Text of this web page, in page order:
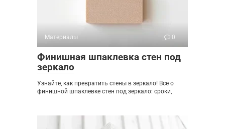
Материалы 0
Финишная шпаклевка стен под
зеркало
Узнайте, как превратить стены в зеркало! Все о
финишной шпаклевке стен под зеркало: сроки,